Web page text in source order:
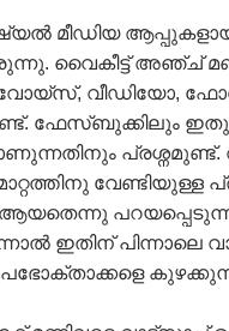
മീഡിയ
വൈകീട്ട്
വോയ്സ്, വീഡിയോ,
ഫേസ്ബുക്കിലും ഇതു
കാണുന്നതിനും
വേണ്ടിയുള്ള
പറയപ്പെടുന്നു.
ഇതിന് പിന്നാലെ